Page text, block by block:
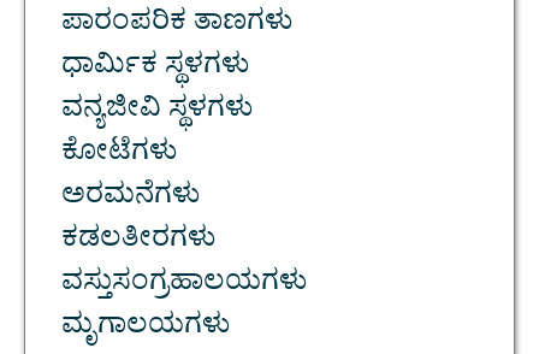
ಪಾರಂಪರಿಕ ತಾಣಗಳು
ಧಾರ್ಮಿಕ ಸ್ಥಳಗಳು
ವನ್ಯಜೀವಿ ಸ್ಥಳಗಳು
ಕೋಟೆಗಳು
ಅರಮನೆಗಳು
ಕಡಲತೀರಗಳು
ವಸ್ತುಸಂಗ್ರಹಾಲಯಗಳು
ಮೃಗಾಲಯಗಳು